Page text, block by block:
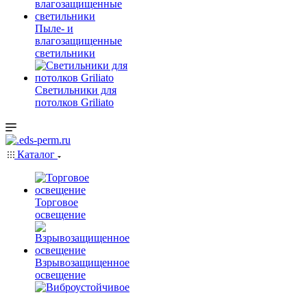
Пыле- и
влагозащищенные
светильники
Светильники для
потолков Griliato
Каталог
Торговое
освещение
Взрывозащищенное
освещение